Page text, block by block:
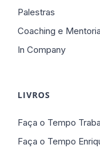
Palestras
Coaching e Mentoria
In Company
LIVROS
Faça o Tempo
Faça o Tempo